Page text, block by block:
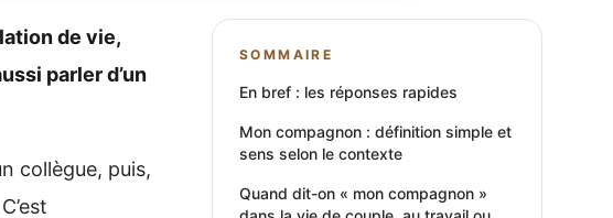
de vie,
parler d’un
collègue, puis,
SOMMAIRE
En bref : les réponses rapides
Mon compagnon : définition simple et
sens selon le contexte
Quand dit-on « mon compagnon »